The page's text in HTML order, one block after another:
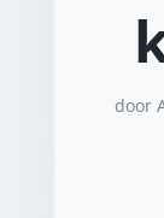
door